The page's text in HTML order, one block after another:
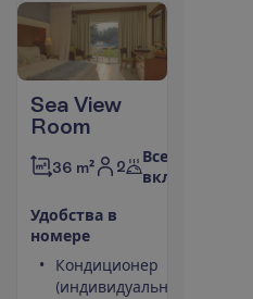
Sea View
Room
36 m² 2
Все
включено
Удобства в
номере
Кондиционер
(индивидуальный)